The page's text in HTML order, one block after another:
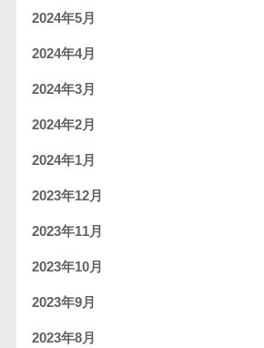
2024年5月
2024年4月
2024年3月
2024年2月
2024年1月
2023年12月
2023年11月
2023年10月
2023年9月
2023年8月